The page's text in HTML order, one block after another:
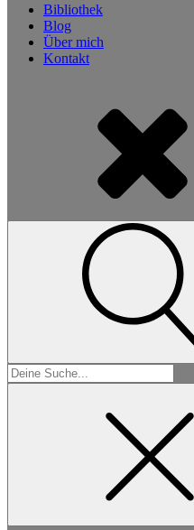
Bibliothek
Blog
Über mich
Kontakt
Suchen
nach: